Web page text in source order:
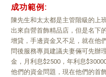
成功範例:
陳先生和太太都是主管階級的上
出來自營首飾精品店，但是名下
增貸，手邊資金又不足，就在他
問後服務專員建議夫妻倆可先辦
金，月利息$2500，年利息
他們的資金問題，現在他們的首